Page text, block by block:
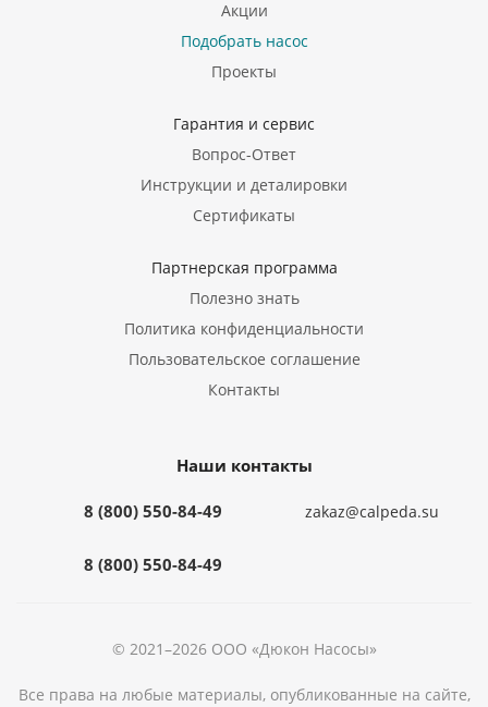
Акции
Подобрать насос
Проекты
Гарантия и сервис
Вопрос-Ответ
Инструкции и деталировки
Сертификаты
Партнерская программа
Полезно знать
Политика конфиденциальности
Пользовательское соглашение
Контакты
Наши контакты
8 (800) 550-84-49
8 (800) 550-84-49
zakaz@calpeda.su
© 2021–2026 ООО «Дюкон Насосы»
Все права на любые материалы, опубликованные на сайте,